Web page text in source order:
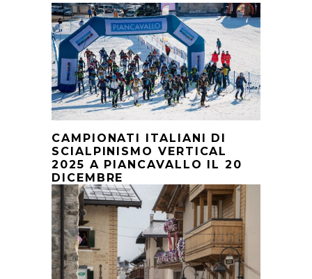
CAMPIONATI ITALIANI DI
SCIALPINISMO VERTICAL
2025 A PIANCAVALLO IL 20
DICEMBRE